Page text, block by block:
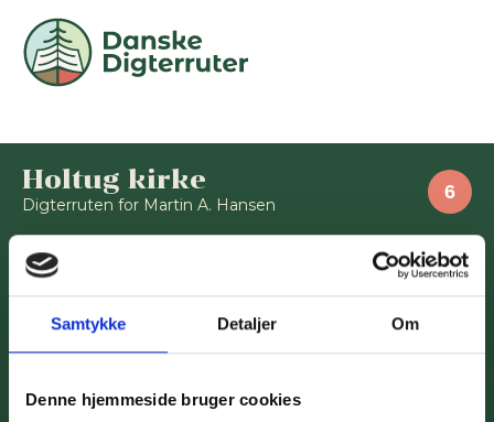
Samtykke Detaljer Om
Denne hjemmeside bruger cookies
Holtug kirke
Digterruten for Martin A. Hansen
Afspil lydfil
Fortælling: Tirad